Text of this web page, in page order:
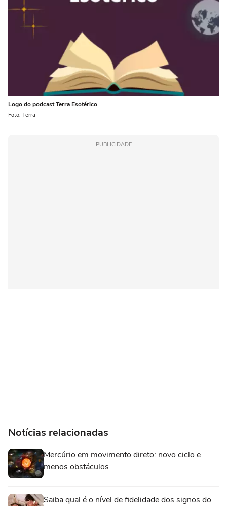
Logo do podcast Terra Esotérico
Foto: Terra
PUBLICIDADE
Notícias relacionadas
Mercúrio em movimento direto: novo ciclo e
menos obstáculos
Saiba qual é o nível de fidelidade dos signos do